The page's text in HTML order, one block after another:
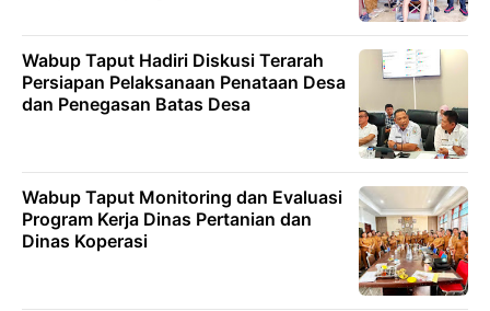
Wabup Taput Hadiri Diskusi Terarah
Persiapan Pelaksanaan Penataan Desa
dan Penegasan Batas Desa
Wabup Taput Monitoring dan Evaluasi
Program Kerja Dinas Pertanian dan
Dinas Koperasi